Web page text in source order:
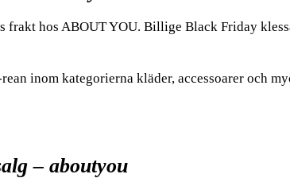
frakt hos ABOUT YOU. Billige Black Friday
inom kategorierna kläder, accessoarer och
– aboutyou